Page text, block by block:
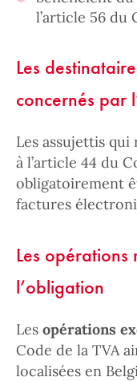
l’article 56 du
Les
concernés par
Les assujettis
à l’article 44 du
obligatoirement
factures
Les
l’obligation
Les opérations
Code de la TVA
localisées en